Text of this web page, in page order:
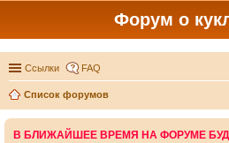
Форум о
Ссылки FAQ
Список форумов
В БЛИЖАЙШЕЕ ВРЕМЯ НА ФОРУМЕ